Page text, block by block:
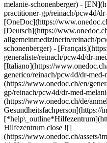
melanie-schonenberger) -
practitioner-gp/reinach/pcw4d/
[OneDoc](https://
[Deutsch](https://
allgemeinmedizinerin/reinach/
schonenberger) -
generaliste/reinach/pcw4d/dr-
[Italiano](https://
generico/reinach/pcw4d/dr-
(https://www.onedoc.ch/en/
gp/reinach/pcw4d/dr-med-
(https://www.onedoc.ch/de/
Gesundheitsfachperson](https://
Hilfezentrum close ![]
(https://www.onedoc.ch/assets/